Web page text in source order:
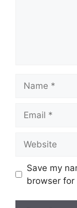
Save my
browser for